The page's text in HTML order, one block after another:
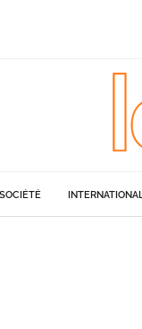
SOCIÉTÉ INTERNATIONAL